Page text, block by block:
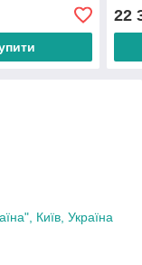
22
Київ, Україна